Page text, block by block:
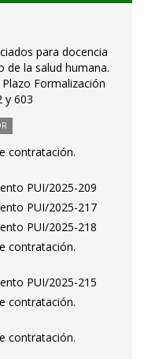
para docencia
de la salud humana.
Formalización
y 603
contratación.
PUI/2025-209
PUI/2025-217
PUI/2025-218
contratación.
PUI/2025-215
contratación.
contratación.